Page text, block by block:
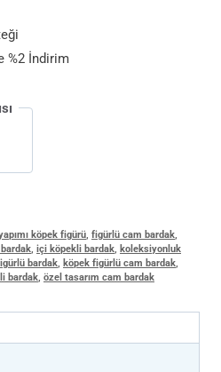
%2 İndirim
köpek figürü, figürlü cam bardak,
, içi köpekli bardak, koleksiyonluk
bardak, köpek figürlü cam bardak,
bardak, özel tasarım cam bardak